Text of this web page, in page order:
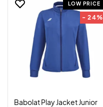
LOW PRICE
- 24%
Babolat Play Jacket Junior